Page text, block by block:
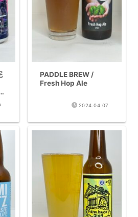
PADDLE BREW /
Fresh Hop Ale
2024.04.07